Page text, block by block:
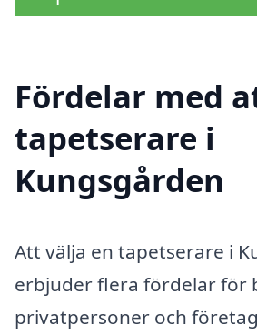
Fördelar med
tapetserare i
Kungsgården
Att välja en tapetserare i
erbjuder flera fördelar för
privatpersoner och